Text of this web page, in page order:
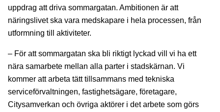
uppdrag att driva sommargatan. Ambitionen är att
näringslivet ska vara medskapare i hela processen, från
utformning till aktiviteter.
– För att sommargatan ska bli riktigt lyckad vill vi ha ett
nära samarbete mellan alla parter i stadskärnan. Vi
kommer att arbeta tätt tillsammans med tekniska
serviceförvaltningen, fastighetsägare, företagare,
Citysamverkan och övriga aktörer i det arbete som görs